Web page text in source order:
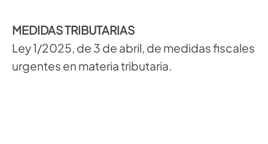
MEDIDAS TRIBUTARIAS
Ley 1/2025, de 3 de abril, de medidas fiscales
urgentes en materia tributaria.